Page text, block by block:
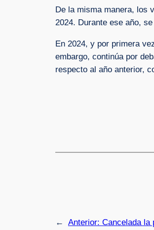
De la misma manera, los
2024. Durante ese año,
En 2024, y por primera
embargo, continúa por
respecto al año anterior,
← Anterior: Cancelada la